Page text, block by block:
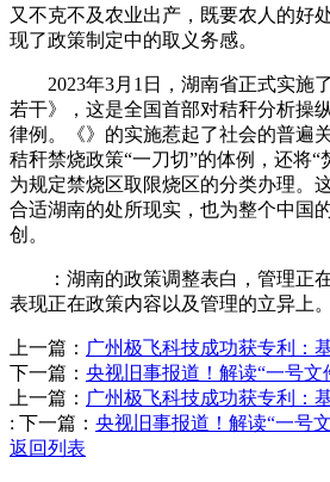
又不克不及农业出产，既要农人的好
现了政策制定中的取义务感。
2023年3月1日，湖南省正式实施
若干》，这是全国首部对秸秆分析操
律例。《》的实施惹起了社会的普遍
秸秆禁烧政策“一刀切”的体例，还将“
为规定禁烧区取限烧区的分类办理。
合适湖南的处所现实，也为整个中国
创。
：湖南的政策调整表白，管理正
表现正在政策内容以及管理的立异上。
上一篇： 广州极飞科技成功获专利：
下一篇： 央视旧事报道！解读“一号文
上一篇： 广州极飞科技成功获专利：
: 下一篇： 央视旧事报道！解读“一号
返回列表